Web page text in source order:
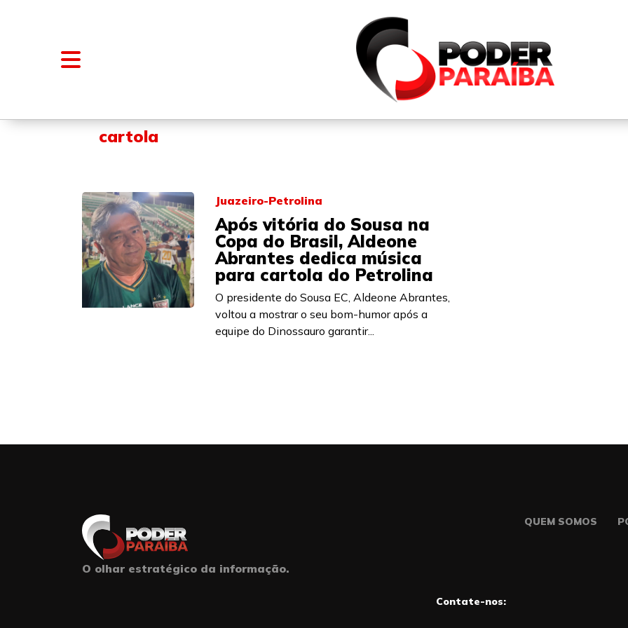
FALE CONOSCO
cartola
Juazeiro-Petrolina
Após vitória do Sousa na
Copa do Brasil, Aldeone
Abrantes dedica música
para cartola do Petrolina
O presidente do Sousa EC, Aldeone Abrantes,
voltou a mostrar o seu bom-humor após a
equipe do Dinossauro garantir...
O olhar estratégico da informação.
QUEM SOMOS
Contate-nos: